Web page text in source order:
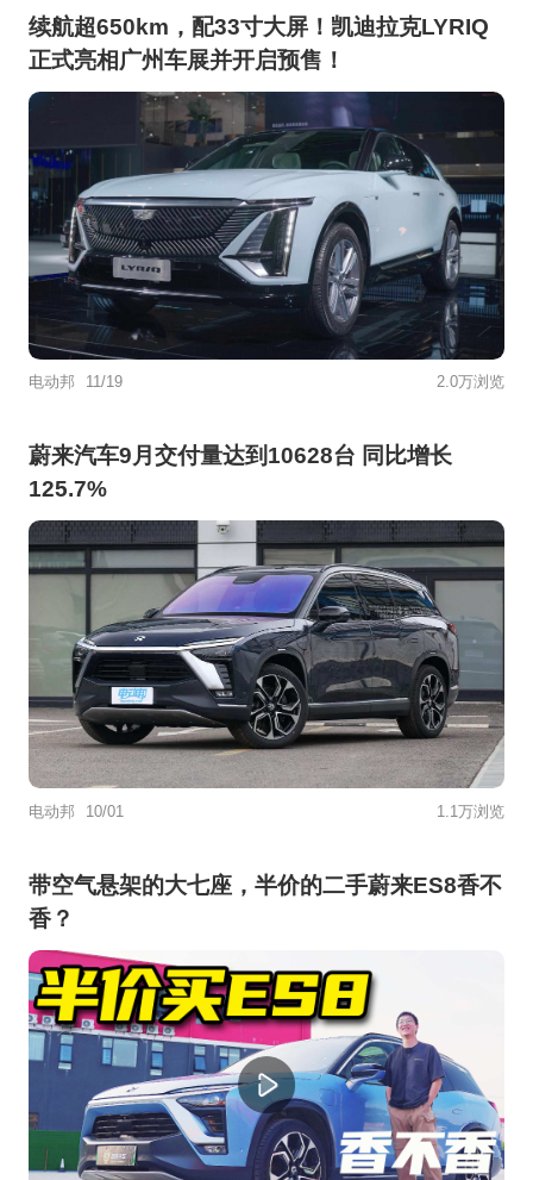
续航超650km，配33寸大屏！凯迪拉克LYRIQ
正式亮相广州车展并开启预售！
电动邦 11/19 2.0万浏览
蔚来汽车9月交付量达到10628台 同比增长
125.7%
电动邦 10/01 1.1万浏览
带空气悬架的大七座，半价的二手蔚来ES8香不
香？